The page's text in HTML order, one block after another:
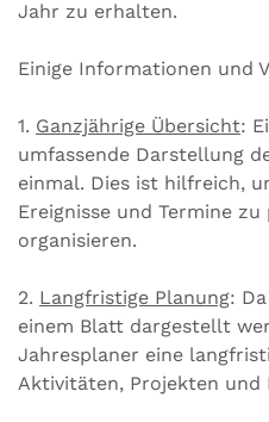
Jahr zu erhalten.
Einige Informationen und
1. Ganzjährige Übersicht:
umfassende Darstellung
einmal. Dies ist hilfreich,
Ereignisse und Termine
organisieren.
2. Langfristige Planung:
einem Blatt dargestellt
Jahresplaner eine
Aktivitäten, Projekten und